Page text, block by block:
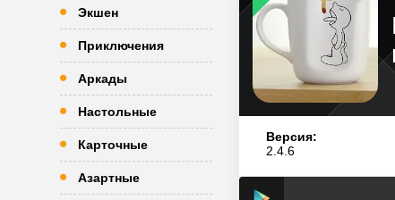
Экшен
Приключения
Аркады
Настольные
Карточные
Азартные
Версия:
2.4.6